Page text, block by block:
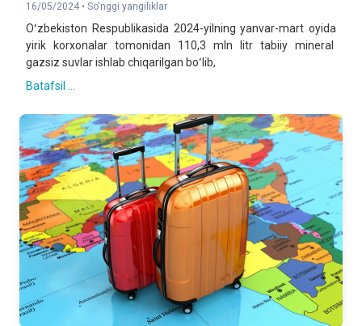
16/05/2024 • So'nggi yangiliklar
Oʻzbekiston Respublikasida 2024-yilning yanvar-mart oyida
yirik korxonalar tomonidan 110,3 mln litr tabiiy mineral
gazsiz suvlar ishlab chiqarilgan boʻlib,
Batafsil ...